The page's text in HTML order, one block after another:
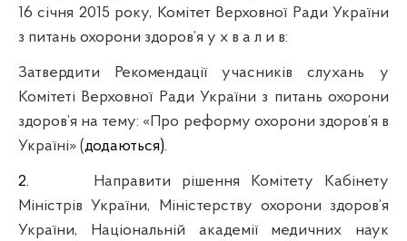
16 січня 2015 року, Комітет Верховної Ради України
з питань охорони здоров’я у х в а л и в:
Затвердити Рекомендації учасників слухань у
Комітеті Верховної Ради України з питань охорони
здоров’я на тему: «Про реформу охорони здоров’я в
Україні» (додаються).
2.
Направити рішення Комітету Кабінету
Міністрів України, Міністерству охорони здоров’я
України, Національній академії медичних наук